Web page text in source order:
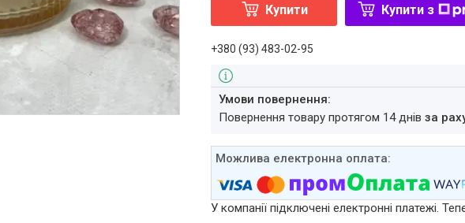
Купити Купити з
+380 (93) 483-02-95
повернення товару протягом 14 днівза
У компанії підключені електронні платежі.